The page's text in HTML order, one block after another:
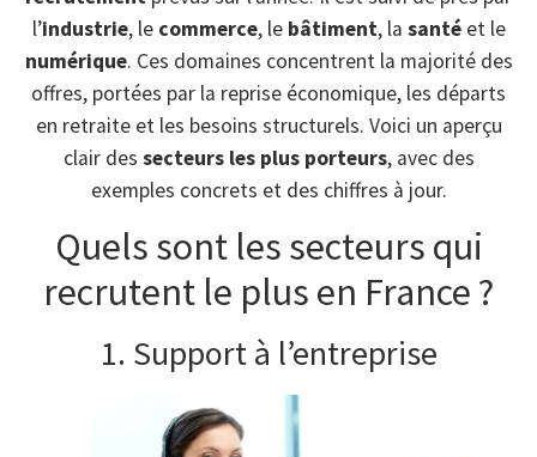
l’industrie, le commerce, le bâtiment, la santéet le
numérique. Ces domaines concentrent la majorité des
offres, portées par la reprise économique, les départs
en retraite et les besoins structurels. Voici un aperçu
clair des secteurs les plus porteurs, avec des
exemples concrets et des chiffres à jour.
Quels sont les secteurs qui
recrutent le plus en France ?
1. Support à l’entreprise